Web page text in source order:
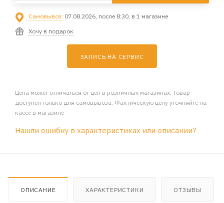
Самовывоз: 07.08.2026, после 8:30, в 1 магазине
Хочу в подарок
ЗАПИСЬ НА СЕРВИС
Цена может отличаться от цен в розничных магазинах. Товар
доступен только для самовывоза. Фактическую цену уточняйте на
кассе в магазине
Нашли ошибку в характеристиках или описании?
ОПИСАНИЕ ХАРАКТЕРИСТИКИ ОТЗЫВЫ